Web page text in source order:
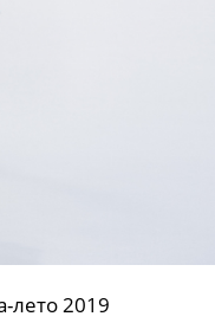
лето 2019